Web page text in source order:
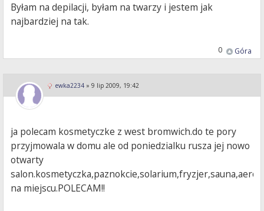
Byłam na depilacji, byłam na twarzy i jestem jak
najbardziej na tak.
Góra
0
ewka2234 » 9 lip 2009, 19:42
ja polecam kosmetyczke z west bromwich.do te pory
przyjmowala w domu ale od poniedzialku rusza jej nowo
otwarty
na miejscu.POLECAM!!